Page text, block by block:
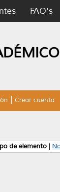
FAQ's
Crear cuenta
de elemento